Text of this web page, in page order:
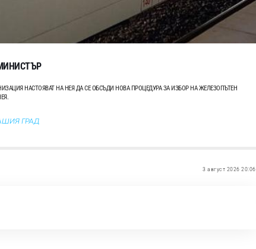
НАСТОЯВАТ НА НЕЯ ДА СЕ ОБСЪДИ НОВА ПРОЦЕДУРА ЗА ИЗБОР НА ЖЕЛЕЗОПЪТЕН
ГРАД
3 август 2026 20:06